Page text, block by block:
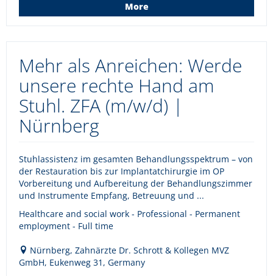
More
Mehr als Anreichen: Werde
unsere rechte Hand am
Stuhl. ZFA (m/w/d) |
Nürnberg
Stuhlassistenz im gesamten Behandlungsspektrum – von
der Restauration bis zur Implantatchirurgie im OP
Vorbereitung und Aufbereitung der Behandlungszimmer
und Instrumente Empfang, Betreuung und ...
Healthcare and social work - Professional - Permanent
employment - Full time
Nürnberg, Zahnärzte Dr. Schrott & Kollegen MVZ
GmbH, Eukenweg 31, Germany